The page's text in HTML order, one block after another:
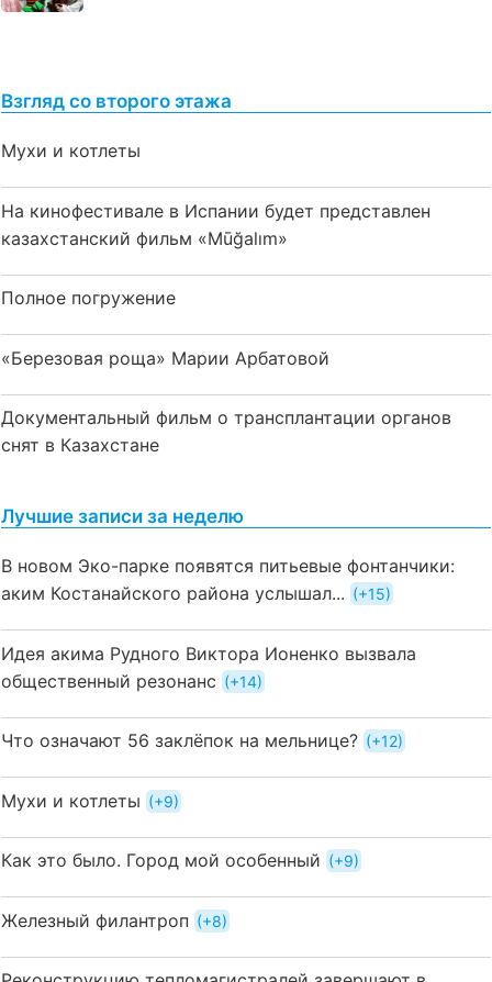
Взгляд со второго этажа
Мухи и котлеты
На кинофестивале в Испании будет представлен
казахстанский фильм «Mūğalım»
Полное погружение
«Березовая роща» Марии Арбатовой
Документальный фильм о трансплантации органов
снят в Казахстане
Лучшие записи за неделю
В новом Эко-парке появятся питьевые фонтанчики:
аким Костанайского района услышал...
+15
Идея акима Рудного Виктора Ионенко вызвала
общественный резонанс
+14
Что означают 56 заклёпок на мельнице? +12
Мухи и котлеты +9
Как это было. Город мой особенный +9
Железный филантроп +8